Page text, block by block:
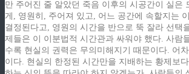
만 주어진 줄 알았던 죽음 이후의 시공간이 실은
게, 영원히, 주어져 있고, 어느 공간에 속할지는
결정된다고, 영원의 시간을 반으로 뚝 잘라 선택
제들은 이 이분법적 시간관과 싸워야 했다. 사람
수록 현실의 권력은 무의미해지기 때문이다. 어
이다. 현실의 한정된 시간만을 지배하는 황제보